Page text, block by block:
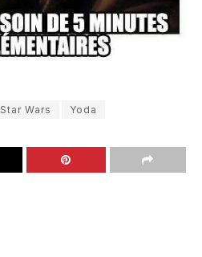
Star Wars Yoda